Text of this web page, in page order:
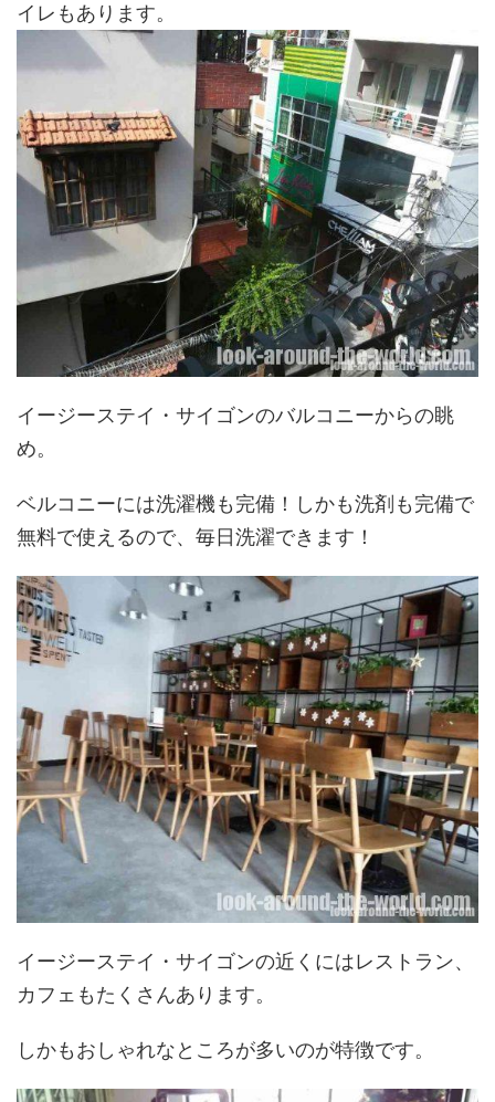
イレもあります。
イージーステイ・サイゴンのバルコニーからの眺
め。
ベルコニーには洗濯機も完備！しかも洗剤も完備で
無料で使えるので、毎日洗濯できます！
イージーステイ・サイゴンの近くにはレストラン、
カフェもたくさんあります。
しかもおしゃれなところが多いのが特徴です。